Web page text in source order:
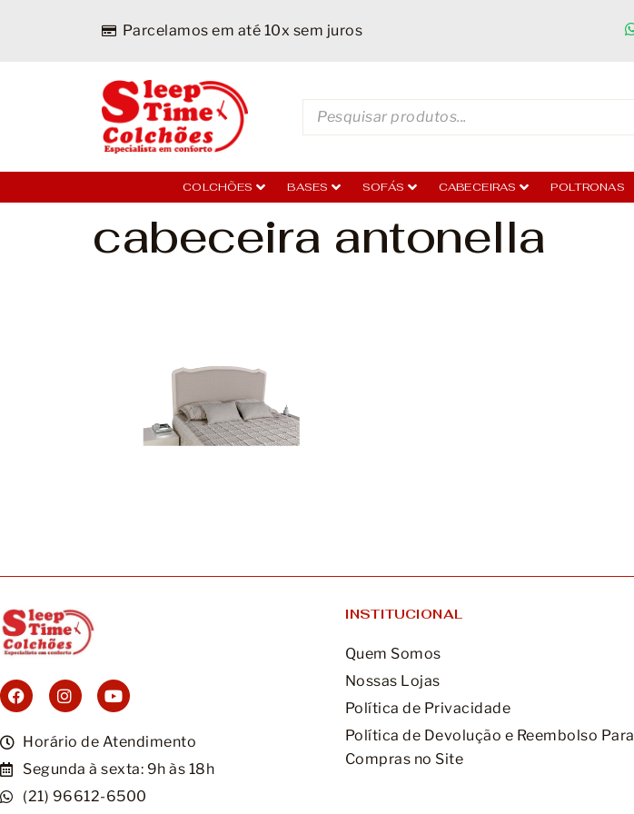
Parcelamos em até 10x sem juros
COLCHÕES BASES SOFÁS CABECEIRAS POLTRONAS
cabeceira antonella
Horário de Atendimento
Segunda à sexta: 9h às 18h
(21) 96612-6500
INSTITUCIONAL
Quem Somos
Nossas Lojas
Política de Privacidade
Política de Devolução e Reembolso Para
Compras no Site